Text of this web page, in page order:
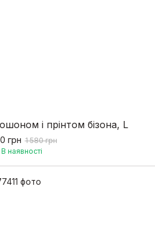
і прінтом бізона, L
грн 1 580 грн
В наявності